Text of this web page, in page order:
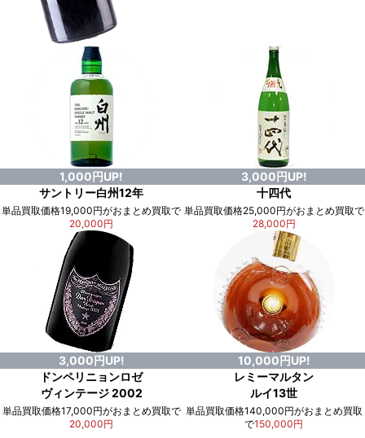
1,000円UP!
サントリー白州12年
単品買取価格19,000円がおまとめ買取で
20,000円
3,000円UP!
十四代
単品買取価格25,000円がおまとめ買取で
28,000円
3,000円UP!
ドンペリニョンロゼ
ヴィンテージ 2002
単品買取価格17,000円がおまとめ買取で
20,000円
10,000円UP!
レミーマルタン
ルイ13世
単品買取価格140,000円がおまとめ買取
で150,000円